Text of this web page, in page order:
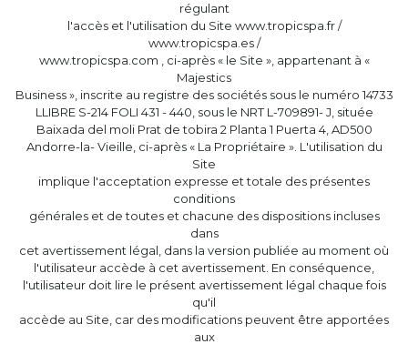
régulant
l'accès et l'utilisation du Site www.tropicspa.fr /
www.tropicspa.es /
www.tropicspa.com , ci-après « le Site », appartenant à «
Majestics
Business », inscrite au registre des sociétés sous le numéro 14733
LLIBRE S-214 FOLI 431 - 440, sous le NRT L-709891- J, située
Baixada del moli Prat de tobira 2 Planta 1 Puerta 4, AD500
Andorre-la- Vieille, ci-après « La Propriétaire ». L'utilisation du
Site
implique l'acceptation expresse et totale des présentes
conditions
générales et de toutes et chacune des dispositions incluses
dans
cet avertissement légal, dans la version publiée au moment où
l'utilisateur accède à cet avertissement. En conséquence,
l'utilisateur doit lire le présent avertissement légal chaque fois
qu'il
accède au Site, car des modifications peuvent être apportées
aux